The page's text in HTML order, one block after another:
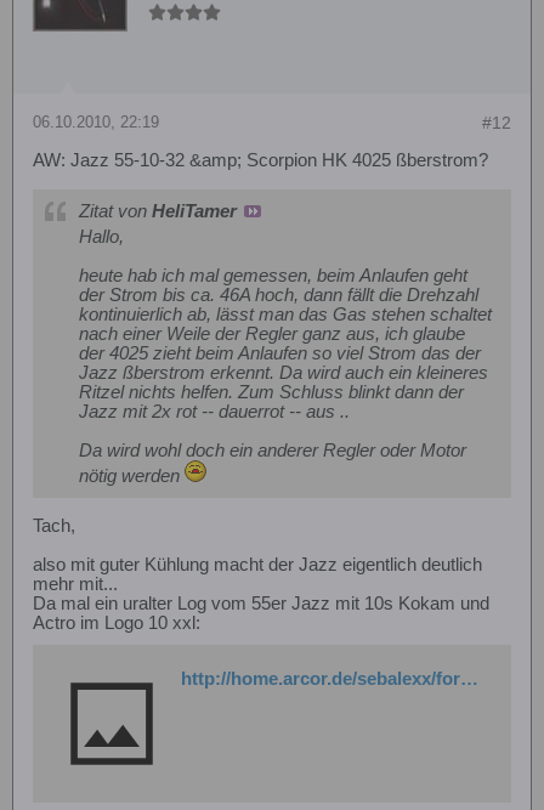
#12
06.10.2010, 22:19
AW: Jazz 55-10-32 &amp; Scorpion HK 4025 ßberstrom?
Zitat von HeliTamer
Hallo,
heute hab ich mal gemessen, beim Anlaufen geht
der Strom bis ca. 46A hoch, dann fällt die Drehzahl
kontinuierlich ab, lässt man das Gas stehen schaltet
nach einer Weile der Regler ganz aus, ich glaube
der 4025 zieht beim Anlaufen so viel Strom das der
Jazz ßberstrom erkennt. Da wird auch ein kleineres
Ritzel nichts helfen. Zum Schluss blinkt dann der
Jazz mit 2x rot -- dauerrot -- aus ..
Da wird wohl doch ein anderer Regler oder Motor
nötig werden
Tach,
also mit guter Kühlung macht der Jazz eigentlich deutlich
mehr mit...
Da mal ein uralter Log vom 55er Jazz mit 10s Kokam und
Actro im Logo 10 xxl:
http://home.arcor.de/sebalexx/forenkram/kokam3200vagross.jpg